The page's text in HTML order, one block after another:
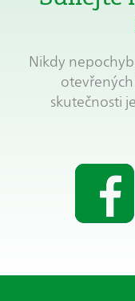
Nikdy
skutečnosti